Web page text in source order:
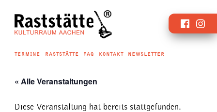
Inhalt
TERMINE RASTSTÄTTE FAQ KONTAKT NEWSLETTER
« Alle Veranstaltungen
Diese Veranstaltung hat bereits stattgefunden.